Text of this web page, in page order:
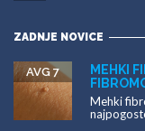
ZADNJE NOVICE
MEHKI
AVG 7
Mehki